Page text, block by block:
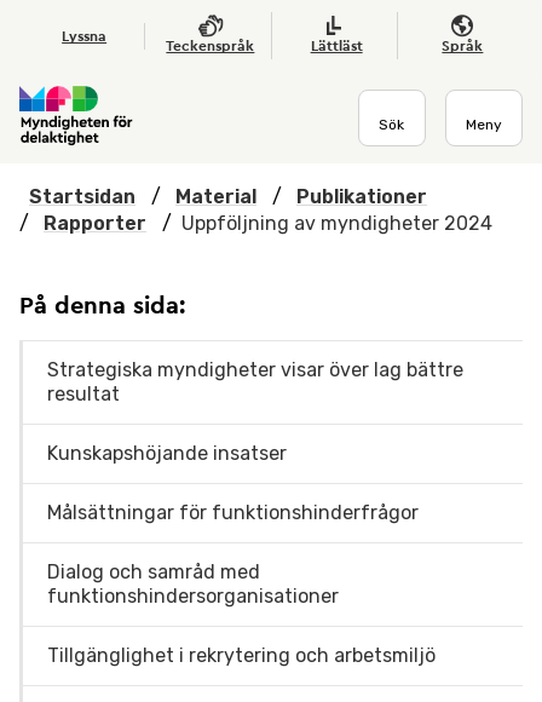
Hoppa till huvudmenyn
Lyssna
Teckenspråk Lättläst Språk
Sök Meny
Startsidan / Material /
Publikationer
/
Rapporter / Uppföljning av myndigheter 2024
På denna sida:
Strategiska myndigheter visar över lag bättre
resultat
Kunskapshöjande insatser
Målsättningar för funktionshinderfrågor
Dialog och samråd med
funktionshindersorganisationer
Tillgänglighet i rekrytering och arbetsmiljö